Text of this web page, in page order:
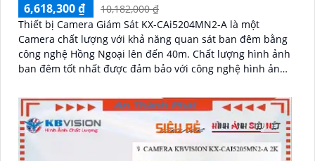
6,618,300 ₫
10,182,000 ₫
Thiết bị Camera Giám Sát KX-CAi5204MN2-A là một
Camera chất lượng với khả năng quan sát ban đêm bằng
công nghệ Hồng Ngoại lên đến 40m. Chất lượng hình ảnh
ban đêm tốt nhất được đảm bảo với công nghệ hình ảnh